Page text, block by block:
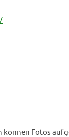
können Fotos